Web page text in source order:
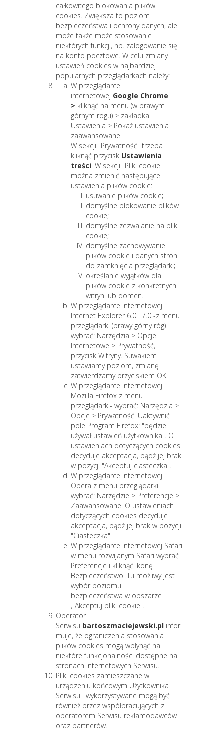
całkowitego blokowania plików
cookies. Zwiększa to poziom
bezpieczeństwa i ochrony danych, ale
może także może stosowanie
niektórych funkcji, np. zalogowanie się
na konto pocztowe. W celu zmiany
ustawień cookies w najbardziej
popularnych przeglądarkach należy:​
W przeglądarce
internetowej Google Chrome
> kliknąć na menu (w prawym
górnym rogu) > zakładka
Ustawienia > Pokaż ustawienia
zaawansowane.
W sekcji "Prywatność" trzeba
kliknąć przycisk Ustawienia
treści. W sekcji "Pliki cookie"
można zmienić następujące
ustawienia plików cookie:
usuwanie plików cookie;
domyślne blokowanie plików
cookie;
domyślne zezwalanie na pliki
cookie;
domyślne zachowywanie
plików cookie i danych stron
do zamknięcia przeglądarki;
określanie wyjątków dla
plików cookie z konkretnych
witryn lub domen.
W przeglądarce internetowej
Internet Explorer 6.0 i 7.0 -z menu
przeglądarki (prawy górny róg)
wybrać: Narzędzia > Opcje
Internetowe > Prywatność,
przycisk Witryny. Suwakiem
ustawiamy poziom, zmianę
zatwierdzamy przyciskiem OK.
W przeglądarce internetowej
Mozilla Firefox z menu
przeglądarki- wybrać: Narzędzia >
Opcje > Prywatność. Uaktywnić
pole Program Firefox: "będzie
używał ustawień użytkownika". O
ustawieniach dotyczących cookies
decyduje akceptacja, bądź jej brak
w pozycji "Akceptuj ciasteczka".
W przeglądarce internetowej
Opera z menu przeglądarki
wybrać: Narzędzie > Preferencje >
Zaawansowane. O ustawieniach
dotyczących cookies decyduje
akceptacja, bądź jej brak w pozycji
"Ciasteczka".
W przeglądarce internetowej Safari
w menu rozwijanym Safari wybrać
Preferencje i kliknąć ikonę
Bezpieczeństwo. Tu możliwy jest
wybór poziomu
bezpieczeństwa w obszarze
,"Akceptuj pliki cookie".
Operator
Serwisu bartoszmaciejewski.pl infor
muje, że ograniczenia stosowania
plików cookies mogą wpłynąć na
niektóre funkcjonalności dostępne na
stronach internetowych Serwisu.
Pliki cookies zamieszczane w
urządzeniu końcowym Użytkownika
Serwisu i wykorzystywane mogą być
również przez współpracujących z
operatorem Serwisu reklamodawców
oraz partnerów.